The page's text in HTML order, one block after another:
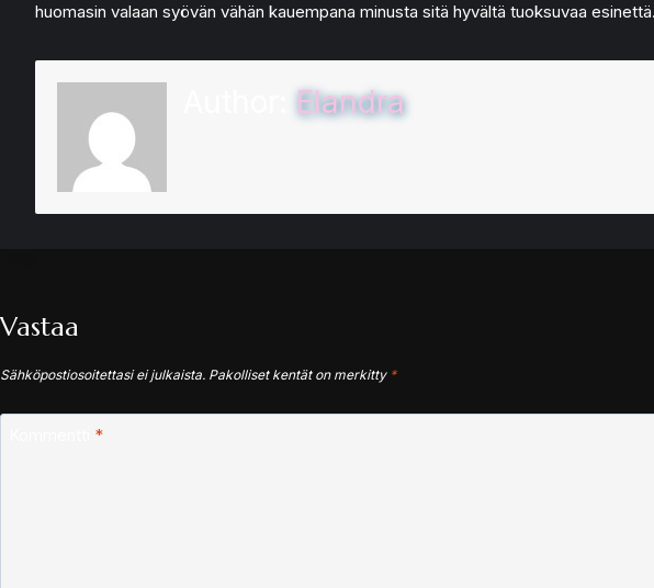
huomasin valaan syövän vähän kauempana minusta sitä hyvältä tuoksuvaa esinettä.
Elandra
Vastaa
Sähköpostiosoitettasi ei julkaista. Pakolliset kentät on merkitty *
*